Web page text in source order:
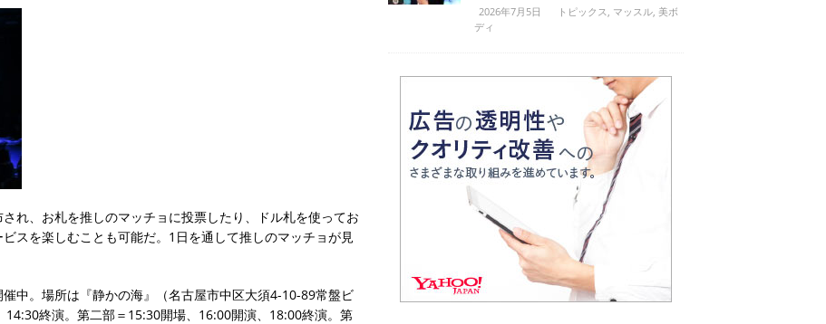
れ、お札を推しのマッチョに投票したり、ドル札を使ってお
スを楽しむことも可能だ。1日を通して推しのマッチョが見
中。場所は『静かの海』（名古屋市中区大須4-10-89常盤ビ
終演。第二部＝15:30開場、16:00開演、18:00終演。第
2026年7月5日 トピックス マッスル, 美ボ
ディ